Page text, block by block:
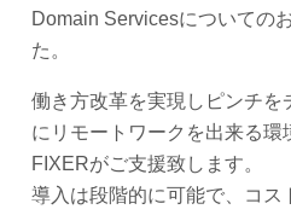
Domain Servicesについての
た。
働き方改革を実現しピンチを
にリモートワークを出来る環
FIXERがご支援致します。
導入は段階的に可能で、コス